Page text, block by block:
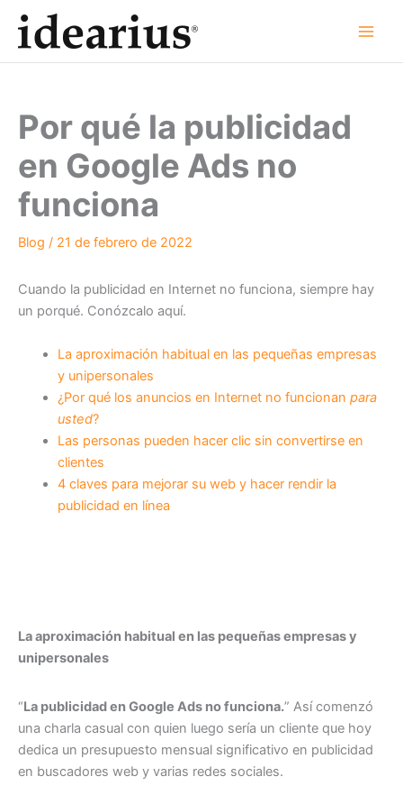
contenido
Por qué la publicidad
en Google Ads no
funciona
Blog / 21 de febrero de 2022
Cuando la publicidad en Internet no funciona, siempre hay
un porqué. Conózcalo aquí.
La aproximación habitual en las pequeñas empresas
y unipersonales
¿Por qué los anuncios en Internet no funcionan para
usted?
Las personas pueden hacer clic sin convertirse en
clientes
4 claves para mejorar su web y hacer rendir la
publicidad en línea
La aproximación habitual en las pequeñas empresas y
unipersonales
“La publicidad en Google Ads no funciona.” Así comenzó
una charla casual con quien luego sería un cliente que hoy
dedica un presupuesto mensual significativo en publicidad
en buscadores web y varias redes sociales.